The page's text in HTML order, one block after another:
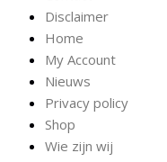
Disclaimer
Home
My Account
Nieuws
Privacy policy
Shop
Wie zijn wij